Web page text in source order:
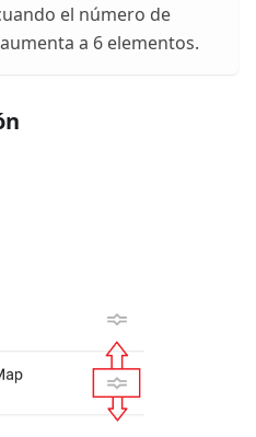
el número de
a 6 elementos.